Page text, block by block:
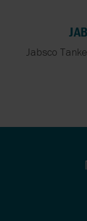
Jabsco